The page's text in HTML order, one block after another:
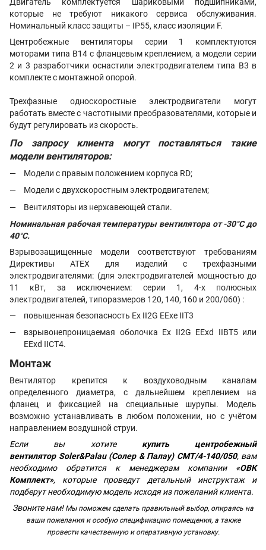
которые не требуют никакого сервиса обслуживания.
Номинальный класс защиты – IP55, класс изоляции F.
Центробежные вентиляторы серии 1 комплектуются
моторами типа B14 с фланцевым креплением, а модели серии
2 и 3 разработчики оснастили электродвигателем типа B3 в
комплекте с монтажной опорой.
Трехфазные односкоростные электродвигатели могут
работать вместе с частотными преобразователями, которые и
будут регулировать из скорость.
По запросу клиента могут поставляться такие
модели вентиляторов:
Модели с правым положением корпуса RD;
Модели с двухскоростным электродвигателем;
Вентиляторы из нержавеющей стали.
Номинальная рабочая температуры вентилятора от -30°C до
40°C.
Взрывозащищенные модели соответствуют требованиям
Директивы ATEX для изделий с трехфазными
электродвигателями: (для электродвигателей мощностью до
11 кВт, за исключением: серии 1, 4-х полюсных
электродвигателей, типоразмеров 120, 140, 160 и 200/060) :
повышенная безопасность Ex II2G EExe IIT3
взрывонепроницаемая оболочка Ex II2G EExd IIBT5 или
EExd IICT4.
Монтаж
Вентилятор крепится к воздуховодным каналам
определенного диаметра, с дальнейшем креплением на
фланец и фиксацией на специальные шурупы. Модель
возможно устанавливать в любом положении, но с учётом
направлением воздушной струи.
Если вы хотите купить центробежный
вентилятор Soler&Palau (Солер & Палау) CMT/4-140/050, вам
необходимо обратится к менеджерам компании «ОВК
Комплект», которые проведут детальный инструктаж и
подберут необходимую модель исходя из пожеланий клиента.
Звоните нам! Мы поможем сделать правильный выбор, опираясь на
ваши пожелания и особую спецификацию помещения, а также
провести качественную и оперативную установку.